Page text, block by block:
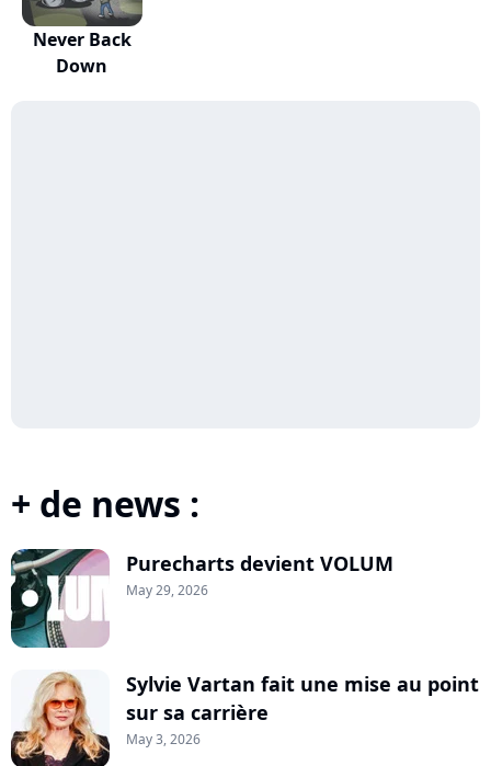
Never Back
Down
+ de news :
Purecharts devient VOLUM
May 29, 2026
Sylvie Vartan fait une mise au point
sur sa carrière
May 3, 2026